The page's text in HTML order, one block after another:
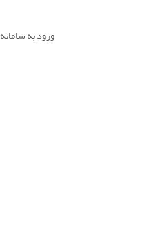
ورود به سامانه